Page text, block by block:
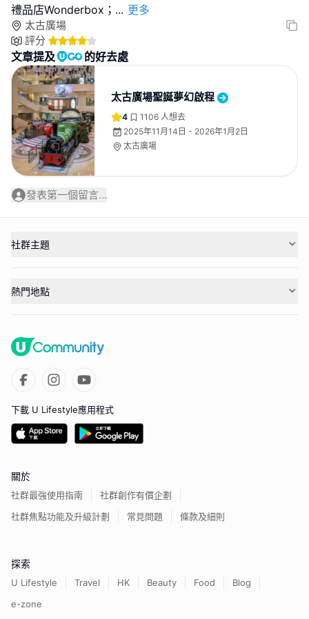
禮品店Wonderbox； ... 更多
太古廣場
評分
文章提及 的好去處
太古廣場聖誕夢幻啟程
4 1106 人想去
2025年11月14日 - 2026年1月2日
太古廣場
發表第一個留言...
社群主題
熱門地點
下載 U Lifestyle應用程式
關於
社群最強使用指南
社群創作有價企劃
社群焦點功能及升級計劃
常見問題 條款及細則
探索
U Lifestyle Travel HK Beauty Food
Blog
e-zone